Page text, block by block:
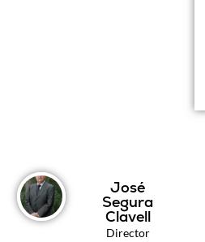
José
Segura
Clavell
Director